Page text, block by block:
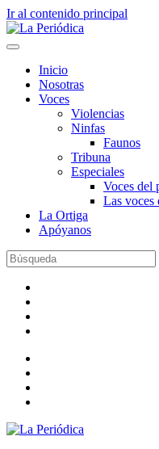
Ir al contenido principal
Inicio
Nosotras
Voces
Violencias
Ninfas
Faunos
Tribuna
Especiales
Voces del
Las voces
La Ortiga
Apóyanos